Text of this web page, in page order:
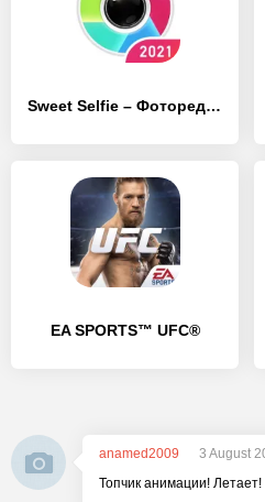
Sweet Selfie – Фоторедактор, камера фото эффекты
EA SPORTS™ UFC®
anamed2009
3 August
Топчик анимации! Летает!